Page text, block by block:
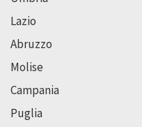
Lazio
Abruzzo
Molise
Campania
Puglia